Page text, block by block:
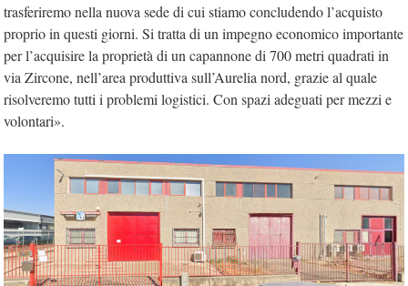
trasferiremo nella nuova sede di cui stiamo concludendo l’acquisto
proprio in questi giorni. Si tratta di un impegno economico importante
per l’acquisire la proprietà di un capannone di 700 metri quadrati in
via Zircone, nell’area produttiva sull’Aurelia nord, grazie al quale
risolveremo tutti i problemi logistici. Con spazi adeguati per mezzi e
volontari».